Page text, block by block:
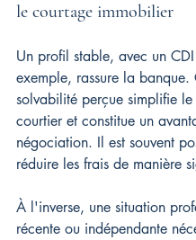
le courtage immobilier
Un profil stable, avec un
exemple, rassure la banque.
solvabilité perçue simplifie
courtier et constitue un
négociation. Il est souvent
réduire les frais de manière
À l'inverse, une situation
récente ou indépendante